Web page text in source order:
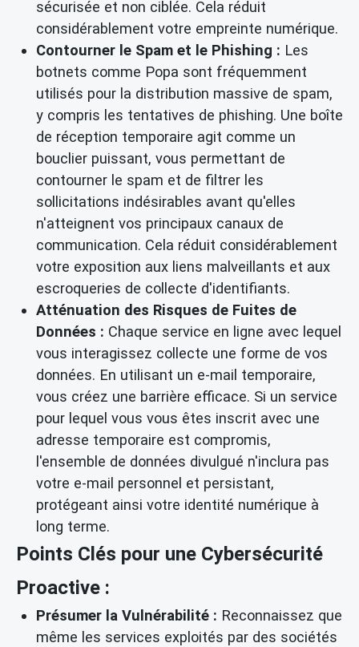
sécurisée et non ciblée. Cela réduit
considérablement votre empreinte numérique.
Contourner le Spam et le Phishing : Les
botnets comme Popa sont fréquemment
utilisés pour la distribution massive de spam,
y compris les tentatives de phishing. Une boîte
de réception temporaire agit comme un
bouclier puissant, vous permettant de
contourner le spam et de filtrer les
sollicitations indésirables avant qu'elles
n'atteignent vos principaux canaux de
communication. Cela réduit considérablement
votre exposition aux liens malveillants et aux
escroqueries de collecte d'identifiants.
Atténuation des Risques de Fuites de
Données : Chaque service en ligne avec lequel
vous interagissez collecte une forme de vos
données. En utilisant un e-mail temporaire,
vous créez une barrière efficace. Si un service
pour lequel vous vous êtes inscrit avec une
adresse temporaire est compromis,
l'ensemble de données divulgué n'inclura pas
votre e-mail personnel et persistant,
protégeant ainsi votre identité numérique à
long terme.
Points Clés pour une Cybersécurité
Proactive :
Présumer la Vulnérabilité : Reconnaissez que
même les services exploités par des sociétés